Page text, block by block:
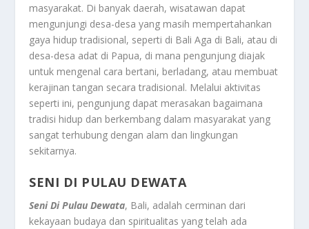
masyarakat. Di banyak daerah, wisatawan dapat
mengunjungi desa-desa yang masih mempertahankan
gaya hidup tradisional, seperti di Bali Aga di Bali, atau di
desa-desa adat di Papua, di mana pengunjung diajak
untuk mengenal cara bertani, berladang, atau membuat
kerajinan tangan secara tradisional. Melalui aktivitas
seperti ini, pengunjung dapat merasakan bagaimana
tradisi hidup dan berkembang dalam masyarakat yang
sangat terhubung dengan alam dan lingkungan
sekitarnya.
SENI DI PULAU DEWATA
Seni Di Pulau Dewata, Bali, adalah cerminan dari
kekayaan budaya dan spiritualitas yang telah ada